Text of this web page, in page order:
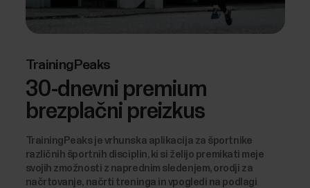
TrainingPeaks
30-dnevni premium
brezplačni preizkus
TrainingPeaks je vrhunska aplikacija za športnike
različnih športnih disciplin, ki si želijo premikati meje
svojih zmožnosti z naprednim sledenjem, orodji za
načrtovanje, načrti treninga in vpogledi na podlagi